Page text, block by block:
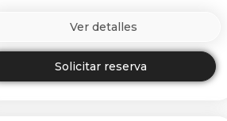
Ver detalles
Solicitar reserva